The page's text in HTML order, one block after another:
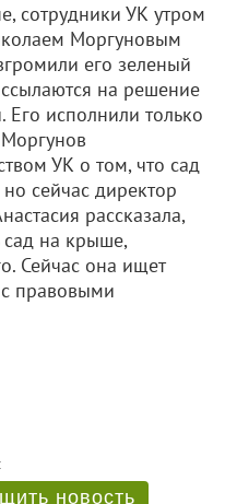
сотрудники УК утром
Моргуновым
его зеленый
на решение
Его исполнили только
УК о том, что сад
сейчас директор
рассказала,
сад на крыше,
Сейчас она ищет
правовыми
новость